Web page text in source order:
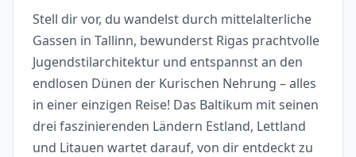
Stell dir vor, du wandelst durch mittelalterliche
Gassen in Tallinn, bewunderst Rigas prachtvolle
Jugendstilarchitektur und entspannst an den
endlosen Dünen der Kurischen Nehrung – alles
in einer einzigen Reise! Das Baltikum mit seinen
drei faszinierenden Ländern Estland, Lettland
und Litauen wartet darauf, von dir entdeckt zu